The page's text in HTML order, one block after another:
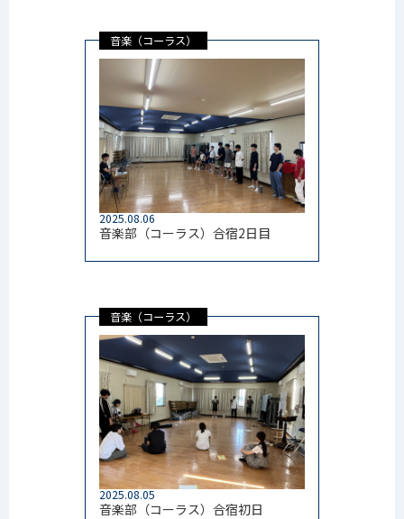
音楽（コーラス）
2025.08.06
音楽部（コーラス）合宿2日目
音楽（コーラス）
2025.08.05
音楽部（コーラス）合宿初日